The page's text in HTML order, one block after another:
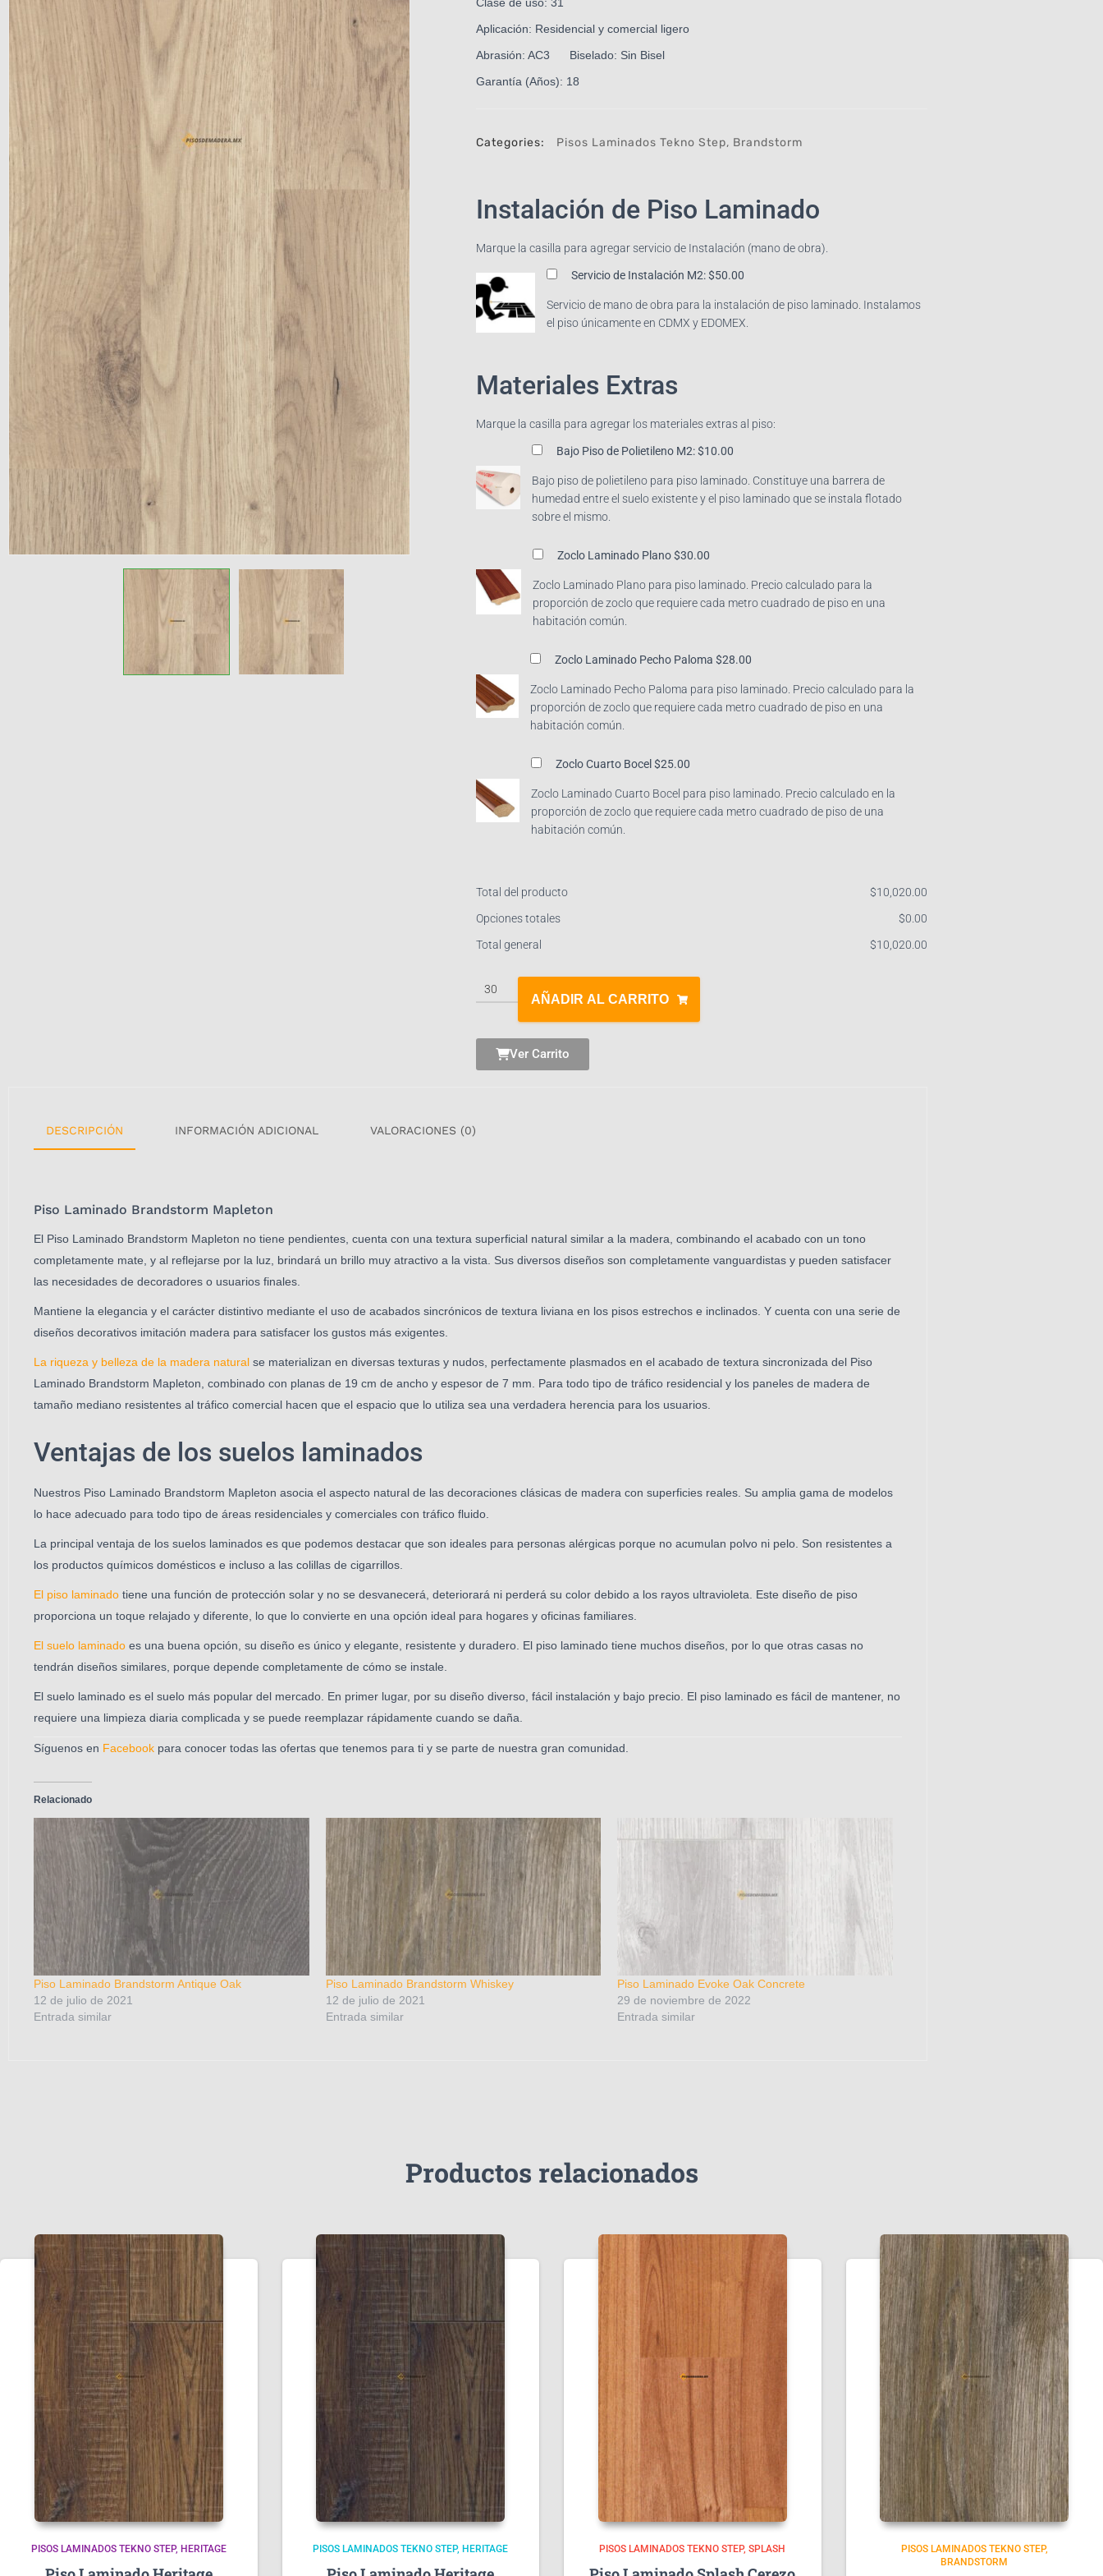
Aplicación: Residencial y comercial ligero
Abrasión: AC3 Biselado: Sin Bisel
Garantía (Años): 18
Categories: Pisos Laminados Tekno Step, Brandstorm
Instalación de Piso Laminado
Marque la casilla para agregar servicio de Instalación (mano de obra).
Servicio de Instalación M2:$50.00
Servicio de mano de obra para la instalación de piso laminado. Instalamos
el piso únicamente en CDMX y EDOMEX.
Materiales Extras
Marque la casilla para agregar los materiales extras al piso:
Bajo Piso de Polietileno M2:$10.00
Bajo piso de polietileno para piso laminado. Constituye una barrera de
humedad entre el suelo existente y el piso laminado que se instala flotado
sobre el mismo.
Zoclo Laminado Plano$30.00
Zoclo Laminado Plano para piso laminado. Precio calculado para la
proporción de zoclo que requiere cada metro cuadrado de piso en una
habitación común.
Zoclo Laminado Pecho Paloma $28.00
Zoclo Laminado Pecho Paloma para piso laminado. Precio calculado para la
proporción de zoclo que requiere cada metro cuadrado de piso en una
habitación común.
Zoclo Cuarto Bocel $25.00
Zoclo Laminado Cuarto Bocel para piso laminado. Precio calculado en la
proporción de zoclo que requiere cada metro cuadrado de piso de una
habitación común.
Total del producto $‎10,020.00
Opciones totales
$‎0.00
Total general
$‎10,020.00
AÑADIR AL CARRITO
Ver Carrito
DESCRIPCIÓN INFORMACIÓN ADICIONAL VALORACIONES (0)
Piso Laminado Brandstorm Mapleton
El Piso Laminado Brandstorm Mapleton no tiene pendientes, cuenta con una textura superficial natural similar a la madera, combinando el acabado con un tono
completamente mate, y al reflejarse por la luz, brindará un brillo muy atractivo a la vista. Sus diversos diseños son completamente vanguardistas y pueden satisfacer
las necesidades de decoradores o usuarios finales.
Mantiene la elegancia y el carácter distintivo mediante el uso de acabados sincrónicos de textura liviana en los pisos estrechos e inclinados. Y cuenta con una serie de
diseños decorativos imitación madera para satisfacer los gustos más exigentes.
La riqueza y belleza de la madera natural se materializan en diversas texturas y nudos, perfectamente plasmados en el acabado de textura sincronizada del Piso
Laminado Brandstorm Mapleton, combinado con planas de 19 cm de ancho y espesor de 7 mm. Para todo tipo de tráfico residencial y los paneles de madera de
tamaño mediano resistentes al tráfico comercial hacen que el espacio que lo utiliza sea una verdadera herencia para los usuarios.
Ventajas de los suelos laminados
Nuestros Piso Laminado Brandstorm Mapleton asocia el aspecto natural de las decoraciones clásicas de madera con superficies reales. Su amplia gama de modelos
lo hace adecuado para todo tipo de áreas residenciales y comerciales con tráfico fluido.
La principal ventaja de los suelos laminados es que podemos destacar que son ideales para personas alérgicas porque no acumulan polvo ni pelo. Son resistentes a
los productos químicos domésticos e incluso a las colillas de cigarrillos.
El piso laminado tiene una función de protección solar y no se desvanecerá, deteriorará ni perderá su color debido a los rayos ultravioleta. Este diseño de piso
proporciona un toque relajado y diferente, lo que lo convierte en una opción ideal para hogares y oficinas familiares.
El suelo laminado es una buena opción, su diseño es único y elegante, resistente y duradero. El piso laminado tiene muchos diseños, por lo que otras casas no
tendrán diseños similares, porque depende completamente de cómo se instale.
El suelo laminado es el suelo más popular del mercado. En primer lugar, por su diseño diverso, fácil instalación y bajo precio. El piso laminado es fácil de mantener, no
requiere una limpieza diaria complicada y se puede reemplazar rápidamente cuando se daña.
Síguenos en Facebook para conocer todas las ofertas que tenemos para ti y se parte de nuestra gran comunidad.
Relacionado
Piso Laminado Brandstorm Antique Oak
12 de julio de 2021
Entrada similar
Piso Laminado Brandstorm Whiskey
12 de julio de 2021
Entrada similar
Piso Laminado Evoke Oak Concrete
29 de noviembre de 2022
Entrada similar
Productos relacionados
PISOS LAMINADOS TEKNO STEP HERITAGE PISOS LAMINADOS TEKNO STEP HERITAGE PISOS LAMINADOS TEKNO STEP SPLASH
PISOS LAMINADOS TEKNO STEP
BRANDSTORM